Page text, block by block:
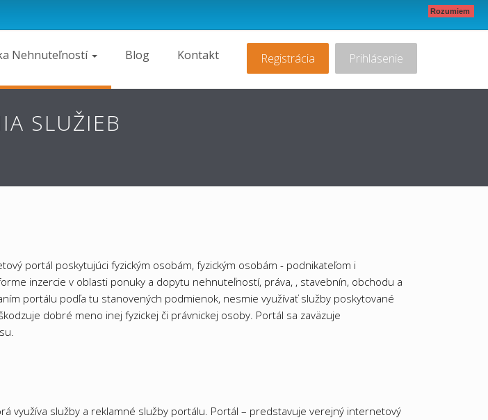
Rozumiem
Registrácia Prihlásenie
Nehnuteľností Blog Kontakt
SLUŽIEB
portál poskytujúci fyzickým osobám, fyzickým osobám - podnikateľom i
inzercie v oblasti ponuky a dopytu nehnuteľností, práva, , stavebnín, obchodu a
portálu podľa tu stanovených podmienok, nesmie využívať služby poskytované
dobré meno inej fyzickej či právnickej osoby. Portál sa zaväzuje
využíva služby a reklamné služby portálu. Portál – predstavuje verejný internetový